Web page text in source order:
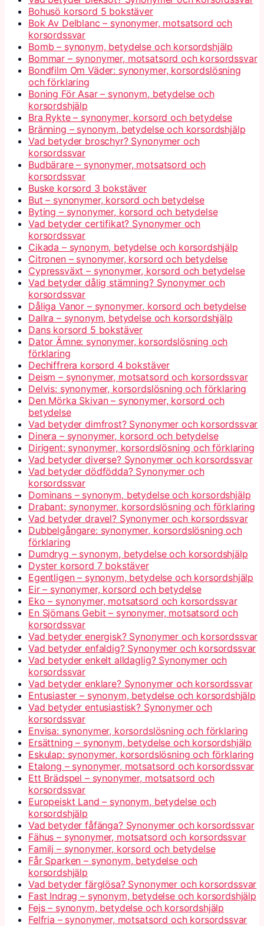
Bohusö korsord 5 bokstäver
Bok Av Delblanc – synonymer, motsatsord och
korsordssvar
Bomb – synonym, betydelse och korsordshjälp
Bommar – synonymer, motsatsord och korsordssvar
Bondfilm Om Väder: synonymer, korsordslösning
och förklaring
Boning För Asar – synonym, betydelse och
korsordshjälp
Bra Rykte – synonymer, korsord och betydelse
Bränning – synonym, betydelse och korsordshjälp
Vad betyder broschyr? Synonymer och
korsordssvar
Budbärare – synonymer, motsatsord och
korsordssvar
Buske korsord 3 bokstäver
But – synonymer, korsord och betydelse
Byting – synonymer, korsord och betydelse
Vad betyder certifikat? Synonymer och
korsordssvar
Cikada – synonym, betydelse och korsordshjälp
Citronen – synonymer, korsord och betydelse
Cypressväxt – synonymer, korsord och betydelse
Vad betyder dålig stämning? Synonymer och
korsordssvar
Dåliga Vanor – synonymer, korsord och betydelse
Dallra – synonym, betydelse och korsordshjälp
Dans korsord 5 bokstäver
Dator Ämne: synonymer, korsordslösning och
förklaring
Dechiffrera korsord 4 bokstäver
Deism – synonymer, motsatsord och korsordssvar
Delvis: synonymer, korsordslösning och förklaring
Den Mörka Skivan – synonymer, korsord och
betydelse
Vad betyder dimfrost? Synonymer och korsordssvar
Dinera – synonymer, korsord och betydelse
Dirigent: synonymer, korsordslösning och förklaring
Vad betyder diverse? Synonymer och korsordssvar
Vad betyder dödfödda? Synonymer och
korsordssvar
Dominans – synonym, betydelse och korsordshjälp
Drabant: synonymer, korsordslösning och förklaring
Vad betyder dravel? Synonymer och korsordssvar
Dubbelgångare: synonymer, korsordslösning och
förklaring
Dumdryg – synonym, betydelse och korsordshjälp
Dyster korsord 7 bokstäver
Egentligen – synonym, betydelse och korsordshjälp
Eir – synonymer, korsord och betydelse
Eko – synonymer, motsatsord och korsordssvar
En Sjömans Gebit – synonymer, motsatsord och
korsordssvar
Vad betyder energisk? Synonymer och korsordssvar
Vad betyder enfaldig? Synonymer och korsordssvar
Vad betyder enkelt alldaglig? Synonymer och
korsordssvar
Vad betyder enklare? Synonymer och korsordssvar
Entusiaster – synonym, betydelse och korsordshjälp
Vad betyder entusiastisk? Synonymer och
korsordssvar
Envisa: synonymer, korsordslösning och förklaring
Ersättning – synonym, betydelse och korsordshjälp
Eskulap: synonymer, korsordslösning och förklaring
Etalong – synonymer, motsatsord och korsordssvar
Ett Brädspel – synonymer, motsatsord och
korsordssvar
Europeiskt Land – synonym, betydelse och
korsordshjälp
Vad betyder fåfänga? Synonymer och korsordssvar
Fähus – synonymer, motsatsord och korsordssvar
Familj – synonymer, korsord och betydelse
Får Sparken – synonym, betydelse och
korsordshjälp
Vad betyder färglösa? Synonymer och korsordssvar
Fast Indrag – synonym, betydelse och korsordshjälp
Fejs – synonym, betydelse och korsordshjälp
Felfria – synonymer, motsatsord och korsordssvar